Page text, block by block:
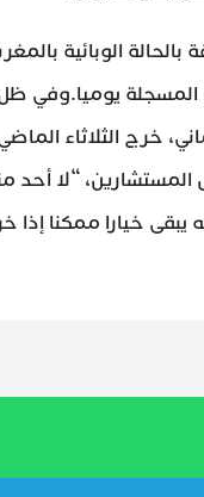
الوبائية
المسجلة يوميا.وفي
خرج الثلاثاء
“لا أحد
يبقى خيارا ممكنا